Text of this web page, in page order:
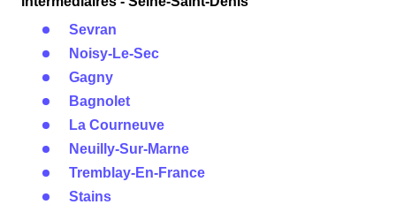
Sevran
Noisy-Le-Sec
Gagny
Bagnolet
La Courneuve
Neuilly-Sur-Marne
Tremblay-En-France
Stains